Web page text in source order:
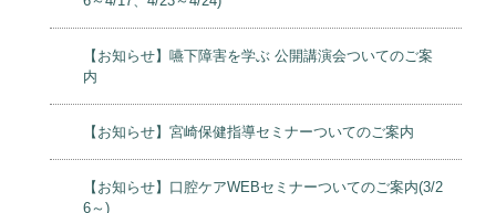
【お知らせ】嚥下障害を学ぶ 公開講演会ついてのご案
内
【お知らせ】宮崎保健指導セミナーついてのご案内
【お知らせ】口腔ケアWEBセミナーついてのご案内(3/2
6～)